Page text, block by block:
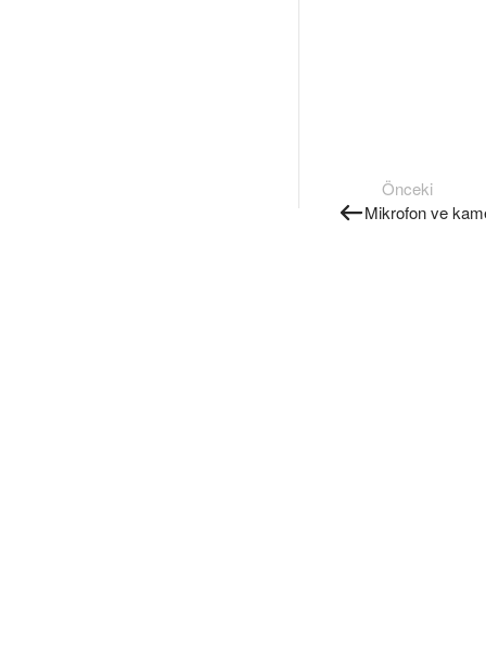
Önceki
Mikrofon ve